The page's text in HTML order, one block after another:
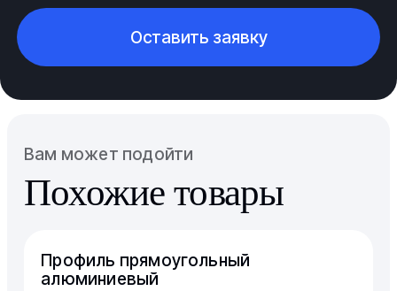
Оставить заявку
Вам может подойти
Похожие товары
Профиль прямоугольный
алюминиевый